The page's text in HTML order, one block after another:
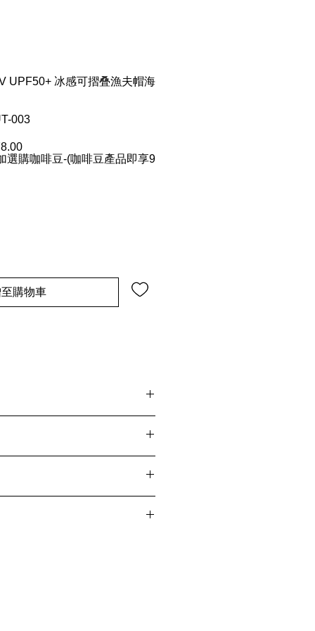
UPF50+ 冰感可摺叠漁夫帽海
003
促
銷
選購咖啡豆-(咖啡豆產品即享9
購物車